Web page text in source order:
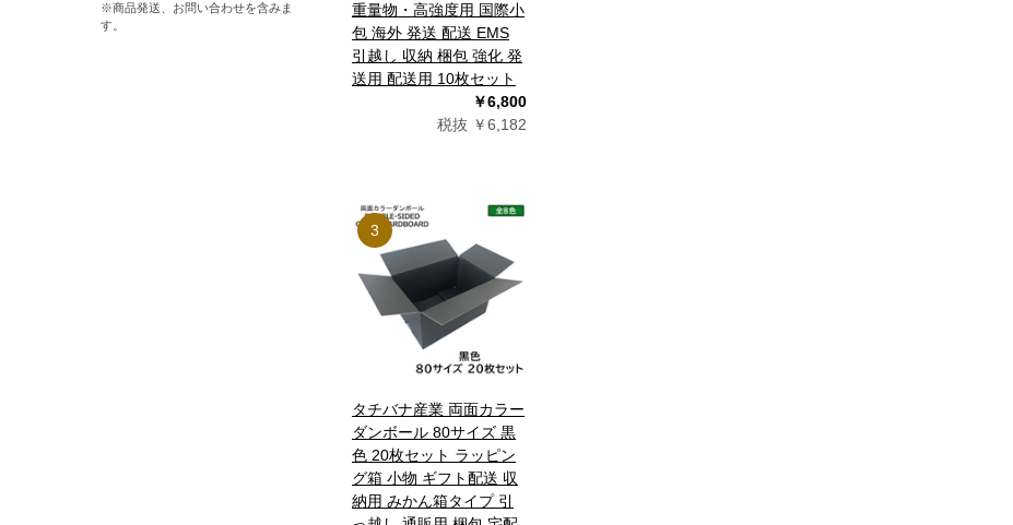
※商品発送、お問い合わせを含みま
す。
重量物・高強度用 国際小
包 海外 発送 配送 EMS
引越し 収納 梱包 強化 発
送用 配送用 10枚セット
￥6,800
税抜 ￥6,182
3
タチバナ産業 両面カラー
ダンボール 80サイズ 黒
色 20枚セット ラッピン
グ箱 小物 ギフト配送 収
納用 みかん箱タイプ 引